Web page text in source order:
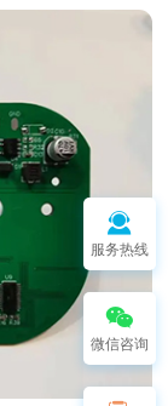
服务热线
微信咨询